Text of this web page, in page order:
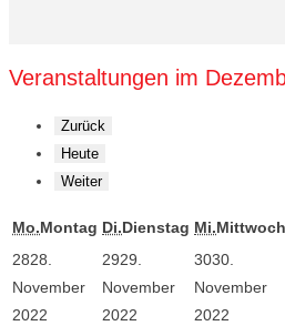
Veranstaltungen im
Zurück
Heute
Weiter
Mo.Montag Di.Dienstag Mi.Mittwoch
2828.
November
2022
2929.
November
2022
3030.
November
2022